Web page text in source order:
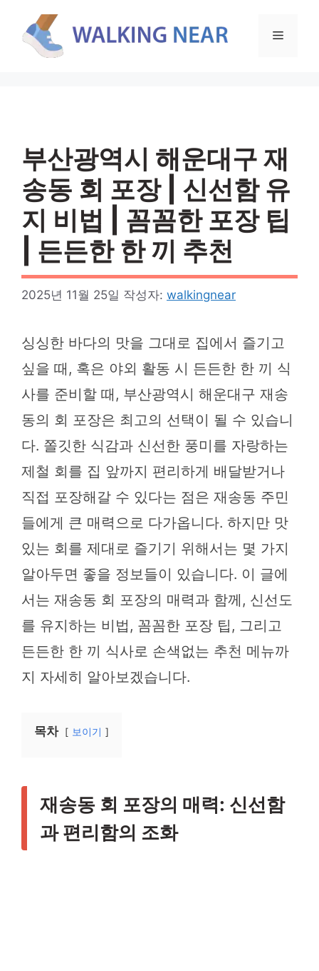
메
부산광역시 해운대구 재
송동 회 포장 | 신선함 유
지 비법 | 꼼꼼한 포장 팁
| 든든한 한 끼 추천
2025년 11월 25일 작성자: walkingnear
싱싱한 바다의 맛을 그대로 집에서 즐기고
싶을 때, 혹은 야외 활동 시 든든한 한 끼 식
사를 준비할 때, 부산광역시 해운대구 재송
동의 회 포장은 최고의 선택이 될 수 있습니
다. 쫄깃한 식감과 신선한 풍미를 자랑하는
제철 회를 집 앞까지 편리하게 배달받거나
직접 포장해갈 수 있다는 점은 재송동 주민
들에게 큰 매력으로 다가옵니다. 하지만 맛
있는 회를 제대로 즐기기 위해서는 몇 가지
알아두면 좋을 정보들이 있습니다. 이 글에
서는 재송동 회 포장의 매력과 함께, 신선도
를 유지하는 비법, 꼼꼼한 포장 팁, 그리고
든든한 한 끼 식사로 손색없는 추천 메뉴까
지 자세히 알아보겠습니다.
목차 보이기
재송동 회 포장의 매력: 신선함
과 편리함의 조화